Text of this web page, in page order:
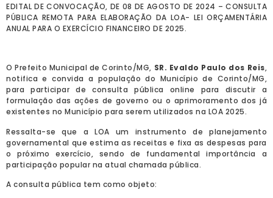
EDITAL DE CONVOCAÇÃO, DE 08 DE AGOSTO DE 2024 – CONSULTA
PÚBLICA REMOTA PARA ELABORAÇÃO DA LOA- LEI ORÇAMENTÁRIA
ANUAL PARA O EXERCÍCIO FINANCEIRO DE 2025.
O Prefeito Municipal de Corinto/MG, SR. Evaldo Paulo dos Reis,
notifica e convida a população do Município de Corinto/MG,
para participar de consulta pública online para discutir a
formulação das ações de governo ou o aprimoramento dos já
existentes no Município para serem utilizados na LOA 2025.
Ressalta-se que a LOA um instrumento de planejamento
governamental que estima as receitas e fixa as despesas para
o próximo exercício, sendo de fundamental importância a
participação popular na atual chamada pública.
A consulta pública tem como objeto: